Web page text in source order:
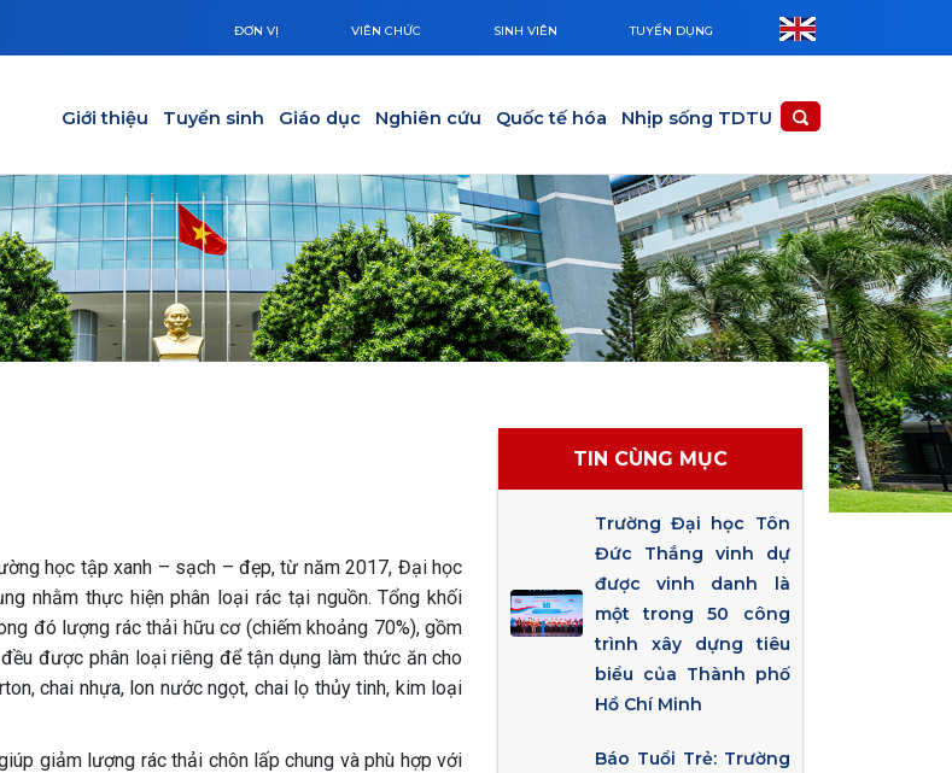
ĐƠN VỊ VIÊN CHỨC SINH VIÊN TUYỂN DỤNG
Giới thiệu Tuyển sinh Giáo dục Nghiên cứu Quốc tế hóa Nhịp sống TDTU
học tập xanh – sạch – đẹp, từ năm 2017, Đại học
nhằm thực hiện phân loại rác tại nguồn. Tổng khối
đó lượng rác thải hữu cơ (chiếm khoảng 70%), gồm
được phân loại riêng để tận dụng làm thức ăn cho
chai nhựa, lon nước ngọt, chai lọ thủy tinh, kim loại
giảm lượng rác thải chôn lấp chung và phù hợp với
TIN CÙNG MỤC
Trường Đại học Tôn
Đức Thắng vinh dự
được vinh danh là
một trong 50 công
trình xây dựng tiêu
biểu của Thành phố
Hồ Chí Minh
Báo Tuổi Trẻ: Trường